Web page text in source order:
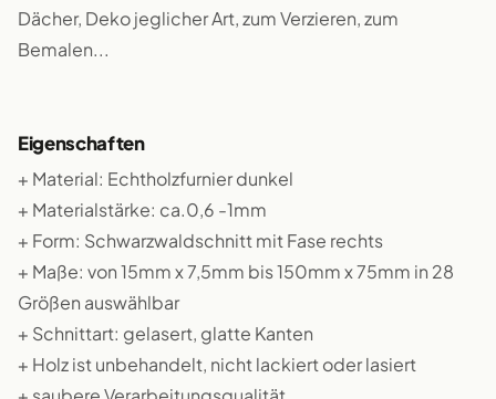
Dächer, Deko jeglicher Art, zum Verzieren, zum
Bemalen...
Eigenschaften
+ Material: Echtholzfurnier dunkel
+ Materialstärke: ca.0,6 -1mm
+ Form: Schwarzwaldschnitt mit Fase rechts
+ Maße: von 15mm x 7,5mm bis 150mm x 75mm in 28
Größen auswählbar
+ Schnittart: gelasert, glatte Kanten
+ Holz ist unbehandelt, nicht lackiert oder lasiert